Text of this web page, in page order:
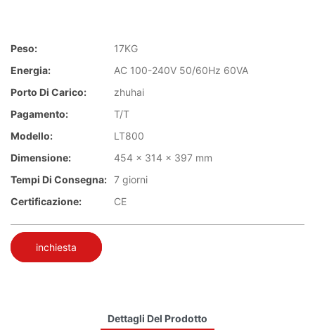
Peso:
17KG
Energia:
AC 100-240V 50/60Hz 60VA
Porto Di Carico:
zhuhai
Pagamento:
T/T
Modello:
LT800
Dimensione:
454 x 314 x 397 mm
Tempi Di Consegna: 7 giorni
Certificazione:
CE
inchiesta
Dettagli Del Prodotto